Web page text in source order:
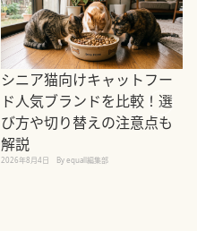
シニア猫向けキャットフー
ド人気ブランドを比較！選
び方や切り替えの注意点も
解説
2026年8月4日 By equall編集部